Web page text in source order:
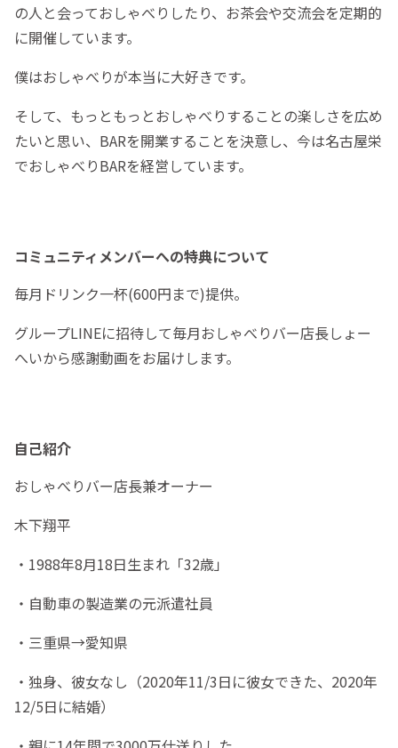
の人と会っておしゃべりしたり、お茶会や交流会を定期的
に開催しています。
僕はおしゃべりが本当に大好きです。
そして、もっともっとおしゃべりすることの楽しさを広め
たいと思い、BARを開業することを決意し、今は名古屋栄
でおしゃべりBARを経営しています。
コミュニティメンバーへの特典について
毎月ドリンク一杯(600円まで)提供。
グループLINEに招待して毎月おしゃべりバー店長しょー
へいから感謝動画をお届けします。
自己紹介
おしゃべりバー店長兼オーナー
木下翔平
・1988年8月18日生まれ「32歳」
・自動車の製造業の元派遣社員
・三重県→愛知県
・独身、彼女なし（2020年11/3日に彼女できた、2020年
12/5日に結婚）